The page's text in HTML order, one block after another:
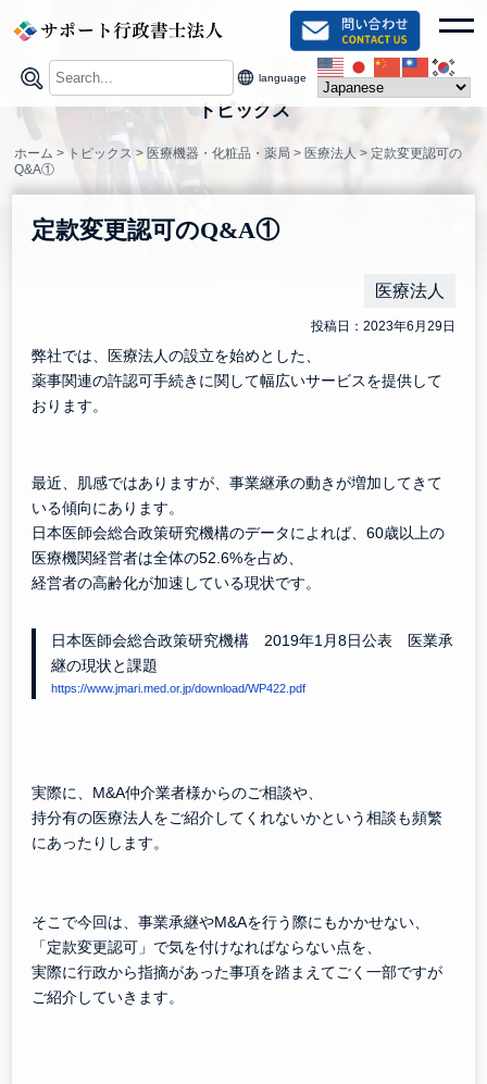
content
language
トピックス
ホーム > トピックス > 医療機器・化粧品・薬局 > 医療法人 > 定款変更認可の
Q&A①
定款変更認可のQ&A①
投稿日：2023年6月29日
医療法人
弊社では、医療法人の設立を始めとした、
薬事関連の許認可手続きに関して幅広いサービスを提供して
おります。
最近、肌感ではありますが、事業継承の動きが増加してきて
いる傾向にあります。
日本医師会総合政策研究機構のデータによれば、60歳以上の
医療機関経営者は全体の52.6%を占め、
経営者の高齢化が加速している現状です。
日本医師会総合政策研究機構 2019年1月8日公表 医業承
継の現状と課題
https://www.jmari.med.or.jp/download/WP422.pdf
実際に、M&A仲介業者様からのご相談や、
持分有の医療法人をご紹介してくれないかという相談も頻繁
にあったりします。
そこで今回は、事業承継やM&Aを行う際にもかかせない、
「定款変更認可」で気を付けなればならない点を、
実際に行政から指摘があった事項を踏まえてごく一部ですが
ご紹介していきます。